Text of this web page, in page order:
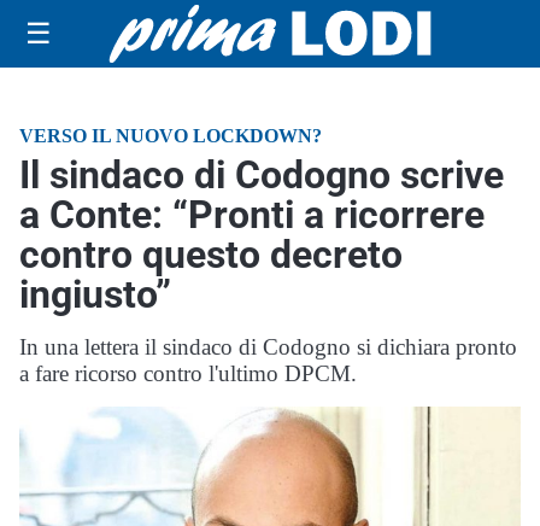
☰
VERSO IL NUOVO LOCKDOWN?
Il sindaco di Codogno scrive
a Conte: “Pronti a ricorrere
contro questo decreto
ingiusto”
In una lettera il sindaco di Codogno si dichiara pronto
a fare ricorso contro l'ultimo DPCM.